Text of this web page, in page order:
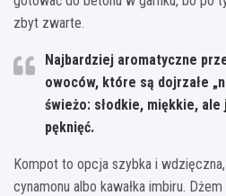
zbyt zwarte.
Najbardziej aromatyczne
owoców, które są dojrzałe
świeżo: słodkie, miękkie,
pęknięć.
Kompot to opcja szybka i
cynamonu albo kawałka imbiru.